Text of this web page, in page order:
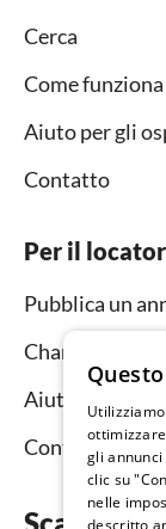
Cerca
Come funziona
Aiuto per gli
Contatto
Per il
Pubblica un
Channel
Aiuto per i
Contatto
gli
clic su
nelle
descritto